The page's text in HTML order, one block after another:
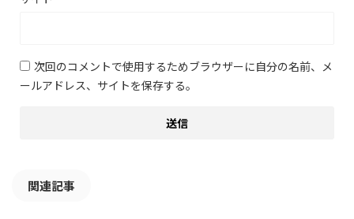
次回のコメントで使用するためブラウザーに自分の名前、メ
ールアドレス、サイトを保存する。
関連記事